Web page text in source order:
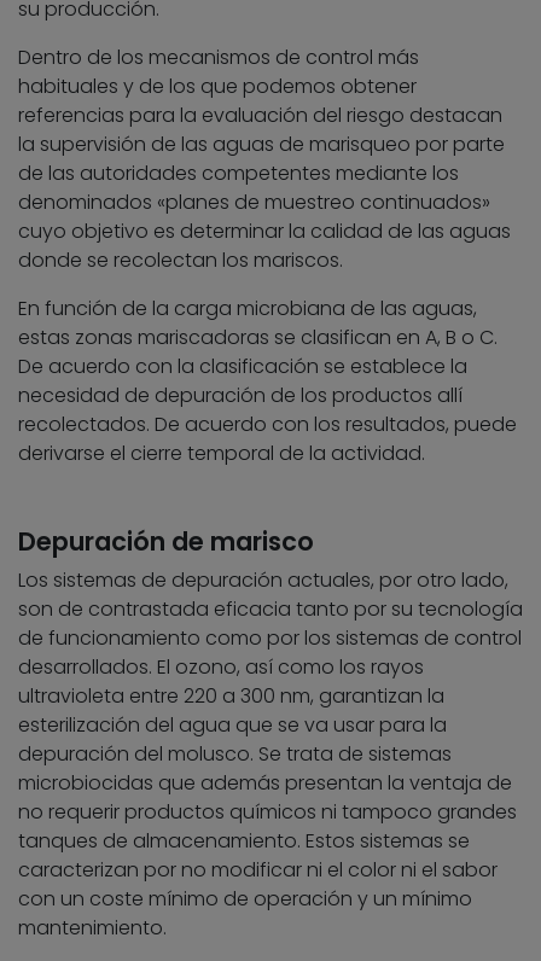
su producción.
Dentro de los mecanismos de control más
habituales y de los que podemos obtener
referencias para la evaluación del riesgo destacan
la supervisión de las aguas de marisqueo por parte
de las autoridades competentes mediante los
denominados «planes de muestreo continuados»
cuyo objetivo es determinar la calidad de las aguas
donde se recolectan los mariscos.
En función de la carga microbiana de las aguas,
estas zonas mariscadoras se clasifican en A, B o C.
De acuerdo con la clasificación se establece la
necesidad de depuración de los productos allí
recolectados. De acuerdo con los resultados, puede
derivarse el cierre temporal de la actividad.
Depuración de marisco
Los sistemas de depuración actuales, por otro lado,
son de contrastada eficacia tanto por su tecnología
de funcionamiento como por los sistemas de control
desarrollados. El ozono, así como los rayos
ultravioleta entre 220 a 300 nm, garantizan la
esterilización del agua que se va usar para la
depuración del molusco. Se trata de sistemas
microbiocidas que además presentan la ventaja de
no requerir productos químicos ni tampoco grandes
tanques de almacenamiento. Estos sistemas se
caracterizan por no modificar ni el color ni el sabor
con un coste mínimo de operación y un mínimo
mantenimiento.